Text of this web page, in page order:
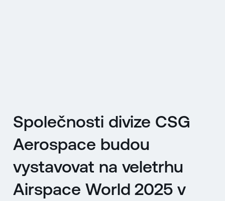
Společnosti divize CSG
Aerospace budou
vystavovat na veletrhu
Airspace World 2025 v